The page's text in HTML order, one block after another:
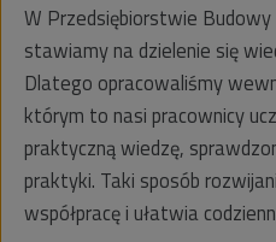
W Przedsiębiorstwie Budowy
stawiamy na dzielenie się
Dlatego opracowaliśmy
którym to nasi pracownicy
praktyczną wiedzę,
praktyki. Taki sposób
współpracę i ułatwia